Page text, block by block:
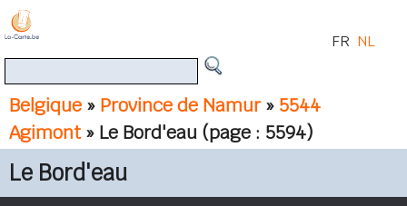
Belgique » Province de Namur» 5544
Agimont » Le Bord'eau (page : 5594)
FR NL
Le Bord'eau